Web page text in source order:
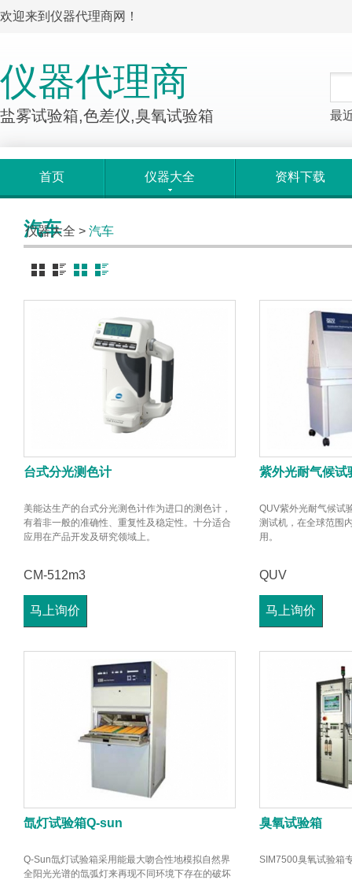
欢迎来到仪器代理商网！
仪器代理商
盐雾试验箱,色差仪,臭氧试验箱 最
首页 仪器大全 资料下载
仪器大全 > 汽车
汽车
台式分光测色计
美能达生产的台式分光测色计作为进口的测色计，
有着非一般的准确性、重复性及稳定性。十分适合
应用在产品开发及研究领域上。
CM-512m3
马上询价
紫外光耐气候试
QUV紫外光耐气候试
测试机，在全球范围
用。
QUV
马上询价
氙灯试验箱Q-sun
Q-Sun氙灯试验箱采用能最大吻合性地模拟自然界
全阳光光谱的氙弧灯来再现不同环境下存在的破坏
臭氧试验箱
SIM7500臭氧试验箱